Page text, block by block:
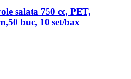
salata 750 cc, PET,
buc, 10 set/bax